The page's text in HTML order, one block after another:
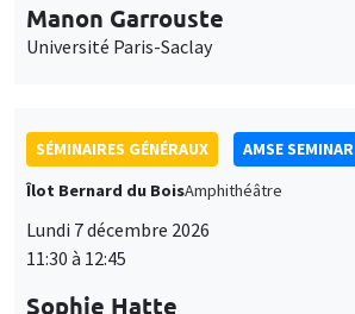
Manon Garrouste
Université Paris-Saclay
SÉMINAIRES GÉNÉRAUX
AMSE SEMINAR
Îlot Bernard du BoisAmphithéâtre
Lundi 7 décembre 2026
11:30 à 12:45
Sophie Hatte